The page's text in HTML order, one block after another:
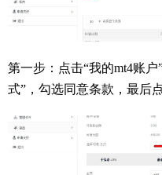
第一步：点击“我的mt4账
式”，勾选同意条款，最后